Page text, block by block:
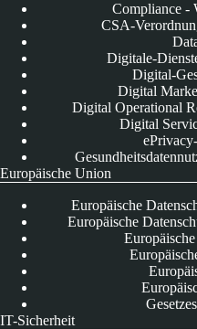
Compliance -
CSA-
Digitale-
Digital-
Digital
Digital Operational
Digital
Europäische Union
Europäische
Europäische
IT-Sicherheit